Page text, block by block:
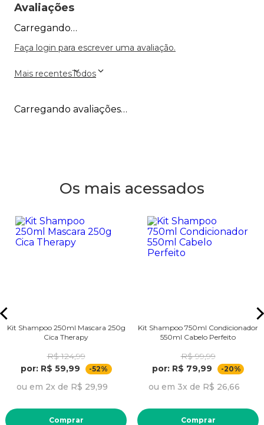
Avaliações
Carregando…
Faça login para escrever uma avaliação.
Mais recentesTodos
Carregando avaliações…
Os mais acessados
Kit Shampoo 250ml Mascara 250g
Cica Therapy
R$ 124,99
por: R$ 59,99
-52%
ou em 2x de R$ 29,99
Comprar
Kit Shampoo 750ml Condicionador
550ml Cabelo Perfeito
R$ 99,99
por: R$ 79,99
-20%
ou em 3x de R$ 26,66
Comprar